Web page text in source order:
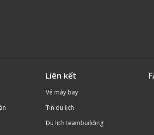
Liên kết
Vé máy bay
Tin du lịch
Du lịch teambuilding